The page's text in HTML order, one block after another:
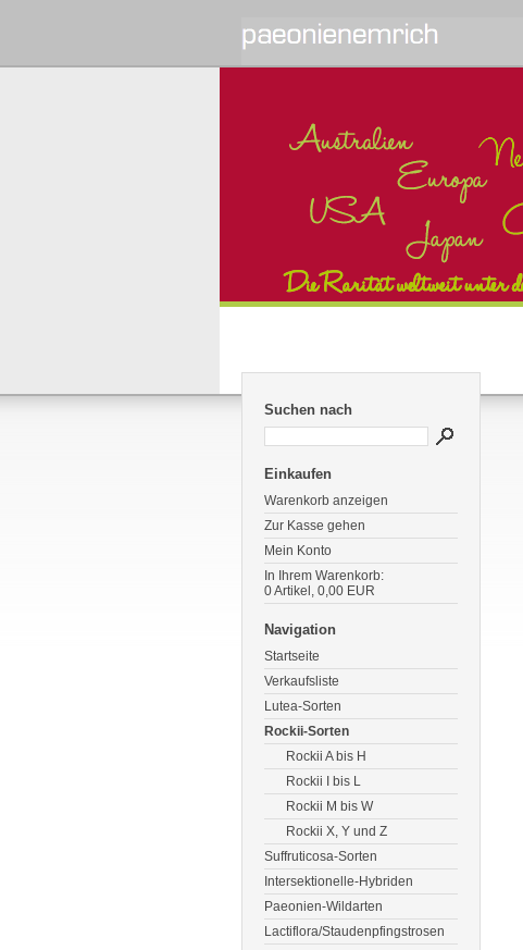
Suchen nach
Einkaufen
Warenkorb anzeigen
Zur Kasse gehen
Mein Konto
In Ihrem Warenkorb:
0Artikel, 0,00 EUR
Navigation
Startseite
Verkaufsliste
Lutea-Sorten
Rockii-Sorten
Rockii A bis H
Rockii I bis L
Rockii M bis W
Rockii X, Y und Z
Suffruticosa-Sorten
Intersektionelle-Hybriden
Paeonien-Wildarten
Lactiflora/Staudenpfingstrosen